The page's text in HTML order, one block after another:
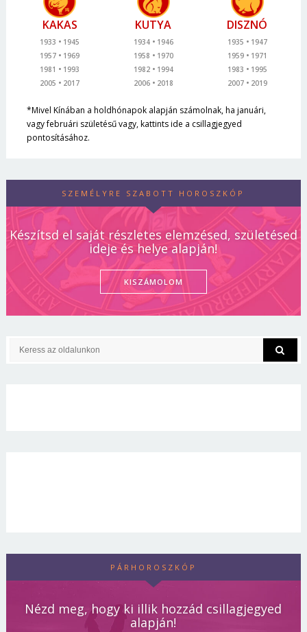
KAKAS
1933
1945
1957
1969
1981
1993
2005
2017
KUTYA
1934
1946
1958
1970
1982
1994
2006
2018
DISZNÓ
1935
1947
1959
1971
1983
1995
2007
2019
*Mivel Kínában a holdhónapok alapján számolnak, ha januári,
vagy februári születésű vagy, kattints ide a csillagjegyed
pontosításához.
SZEMÉLYRE SZABOTT HOROSZKÓP
Készítsd el saját részletes elemzésed, születésed
ideje és helye alapján!
KISZÁMOLOM
PÁRHOROSZKÓP
Nézd meg, hogy ki illik hozzád csillagjegyed
alapján!